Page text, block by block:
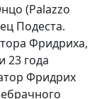
(Palazzo
Подеста.
Фридриха,
23 года
Фридрих